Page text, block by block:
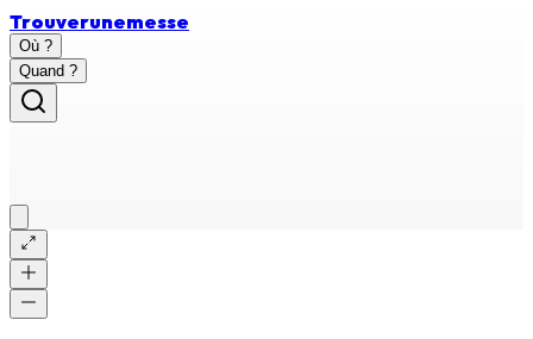
Trouverunemesse
Où ?
Quand ?